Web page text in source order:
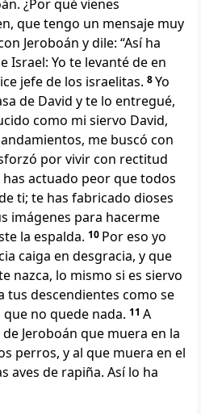
¿Por qué vienes
que tengo un mensaje muy
Jeroboán y dile: “Así ha
Israel: Yo te levanté de en
jefe de los israelitas. 8Yo
de David y te lo entregué,
como mi siervo David,
me buscó con
por vivir con rectitud
has actuado peor que todos
ti; te has fabricado dioses
imágenes para hacerme
la espalda. 10 Por eso yo
caiga en desgracia, y que
nazca, lo mismo si es siervo
tus descendientes como se
no quede nada. 11 A
Jeroboán que muera en la
perros, y al que muera en el
aves de rapiña. Así lo ha